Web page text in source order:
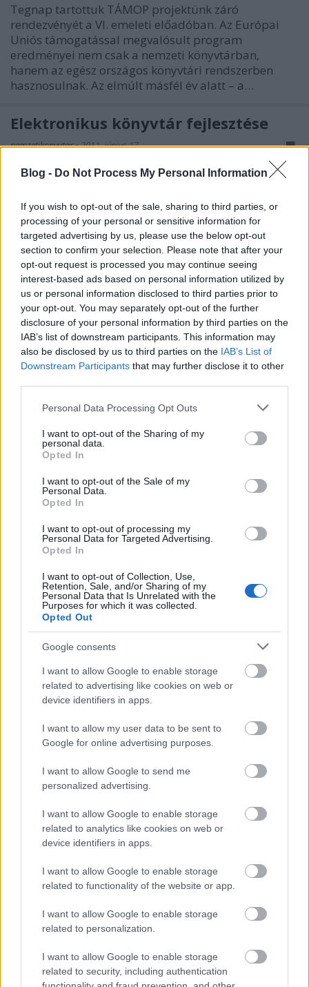
Blog - Do Not Process My Personal Information
If you wish to opt-out of the sale, sharing to third parties, or
processing of your personal or sensitive information for
targeted advertising by us, please use the below opt-out
section to confirm your selection. Please note that after your
opt-out request is processed you may continue seeing
interest-based ads based on personal information utilized by
us or personal information disclosed to third parties prior to
your opt-out. You may separately opt-out of the further
disclosure of your personal information by third parties on the
IAB’s list of downstream participants. This information may
also be disclosed by us to third parties on the IAB’s List of
Downstream Participants that may further disclose it to other
Please note that this website/app uses one or more Google
not limited to your visit or usage behaviour. You may click to
grant or deny consent to Google and its third-party tags to
use your data for below specified purposes in below Google
consent section.
Personal Data Processing Opt Outs
I want to opt-out of the Sharing of my
personal data.
Opted In
I want to opt-out of the Sale of my
Personal Data.
Opted In
I want to opt-out of processing my
Personal Data for Targeted Advertising.
Opted In
I want to opt-out of Collection, Use,
Retention, Sale, and/or Sharing of my
Personal Data that Is Unrelated with the
Purposes for which it was collected.
Opted Out
Google consents
I want to allow Google to enable storage
related to advertising like cookies on web or
device identifiers in apps.
I want to allow my user data to be sent to
Google for online advertising purposes.
I want to allow Google to send me
personalized advertising.
I want to allow Google to enable storage
related to analytics like cookies on web or
device identifiers in apps.
I want to allow Google to enable storage
related to functionality of the website or app.
I want to allow Google to enable storage
related to personalization.
I want to allow Google to enable storage
related to security, including authentication
Tegnap tartottuk TÁMOP projektünk záró
rendezvényét a VI. emeleti előadóban. Az Európai
Uniós támogatással megvalósult program
eredményei nem csak a nemzeti könyvtárban,
hanem az egész országos könyvtári rendszerben
hasznosulnak. Az elmúlt másfél év alatt – a…
Elektronikus könyvtár fejlesztése
nemzetikonyvtar•2011. június 17.
Szeretettel várunk a Miskolci Egyetem "Országos és
fejlesztése a Miskolci Egyetemen az oktatás-képzés
és az élethosszig tartó tanulás támogatása
érdekében" című projektjének ünnepélyes záró
konferenciájára. Mikor:…
E-könyv, szemantikus web, pályázat
nemzetikonyvtar• 2011. május 12.
Munkatársaink előadásokat tartottak a
Networkshop 2011 konferencián, április 27-29
között Kaposváron. Az évek során ez a rendezvény a
(Internet) legrangosabb találkozójává nőtte ki
magát. Itt találkozhattak e rohamosan fejlődő…
Dél-koreai delegáció látogatása
nemzetikonyvtar•2011. május 11.
Május 9-én, hétfőn háromtagú dél-koreai delegáció
látogatott a könyvtárba. Dél-Korea budapesti
nagykövetsége azért vette fel a kapcsolatot az
Országos Széchényi Könyvtárral, mert kulturális és
speciálisan könyvtári kérdésben kérték a
segítségünket. Előzetesen…
A könyvtárak jövője - a jövő
nemzetikonyvtar •2011. április 26.
Holnap kezdődik Kaposváron a hazai számítógép-
hálózati informatikai élet jelentős rendezvénye,
a Networkshop 2011 konferencia. Az "A" teremben
vitaindítójával beszélgetés kezdődik a könyvtárak
jövőjéről. A…
Szemantikus web, ekönyv, adatcsere,
mokka, twitter - Networkshop 2011
nemzetikonyvtar• 2011. április 21.